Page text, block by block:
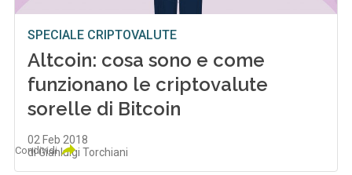
SPECIALE CRIPTOVALUTE
Altcoin: cosa sono e come
funzionano le criptovalute
sorelle di Bitcoin
02 Feb 2018
di Gianluigi Torchiani
Condividi